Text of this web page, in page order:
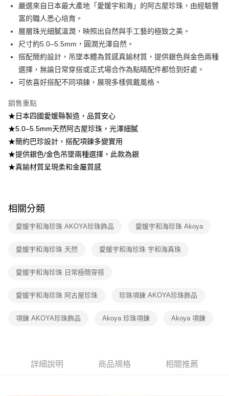
【注意事項】
1.本服務係由「台灣大哥大股份有限公司」（以下簡稱本公司）所提供，讓
用戶於交易時，得透過本服務購買商品或服務，並由商店將買賣／分期付款
買賣價金債權讓與本公司後，依約使用本公司帳單繳交帳款。
2.基於同意付款使用「大哥付你分期」之契約關係目的，商店將以您的個人
由本公司與您本人進行分期帳單所需資料之確認、核對及更正。
3.完整用戶服務條款，請詳閱以下連結：https://oppay.tw/userRule
嚴選來自日本最大產地「愛媛宇和海」的阿古屋珍珠，由經驗豐
富的職人悉心培育。
層層珠光細膩溫潤，映照出自然與手工藝的極致之美。
尺寸約5.0–5.5mm，圓潤光澤自然。
搭配簡約設計，吊墜本體為質感真鍮材質，提供銀色與金色兩種
選擇，無論日常穿搭或正式場合作為點睛配件都恰到好處。
可依喜好搭配不同項鍊，展現多樣佩戴風格。
銷售重點
★日本四國愛媛縣製造，品質安心
★5.0–5.5mm天然阿古屋珍珠，光澤細膩
★簡約巴珍設計，搭配項鍊多變實用
★提供銀色/金色吊墜兩種選擇，此款為銀
★真鍮材質呈現柔和金屬質感
相關分類
愛媛宇和海珍珠 AKOYA珍珠飾品 愛媛宇和海珍珠 Akoya
愛媛宇和海珍珠 天然 愛媛宇和海珍珠 宇和海真珠
愛媛宇和海珍珠 日常極簡穿搭
愛媛宇和海珍珠 阿古屋珍珠 珍珠項鍊 AKOYA珍珠飾品
項鍊 AKOYA珍珠飾品 Akoya 珍珠項鍊 Akoya 項鍊
詳細說明 商品規格 相關推薦